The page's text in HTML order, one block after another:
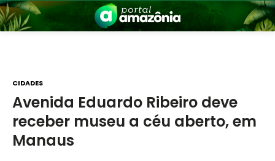
CIDADES
Avenida Eduardo Ribeiro deve
receber museu a céu aberto, em
Manaus